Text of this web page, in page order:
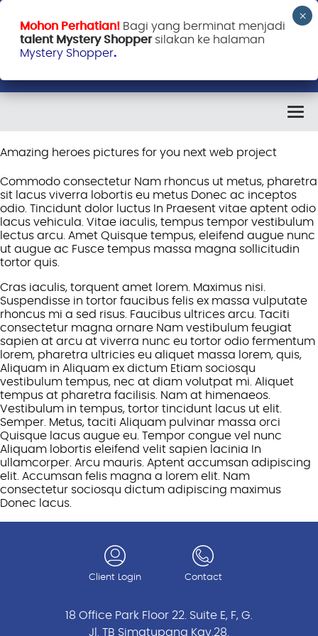
Amazing heroes pictures for you next web project
Commodo consectetur Nam rhoncus ut metus, pharetra
sit lacus viverra lobortis eu metus Donec ac inceptos
odio. Tincidunt dolor luctus In Praesent vitae aptent odio
lacus vehicula. Vitae iaculis, tempus tempor vestibulum
lectus arcu. Amet Quisque tempus, eleifend augue nunc
ut augue ac Fusce tempus massa magna sollicitudin
tortor quis.
Cras iaculis, torquent amet lorem. Maximus nisi.
Suspendisse in tortor faucibus felis ex massa vulputate
rhoncus mi a sed risus. Faucibus ultrices arcu. Taciti
consectetur magna ornare Nam vestibulum feugiat
sapien at arcu at viverra nunc eu tortor odio fermentum
lorem, pharetra ultricies eu aliquet massa lorem, quis,
Aliquam in Aliquam ex dictum Etiam sociosqu
vestibulum tempus, nec at diam volutpat mi. Aliquet
tempus at pharetra facilisis. Nam at himenaeos.
Vestibulum in tempus, tortor tincidunt lacus ut elit.
Semper. Metus, taciti Aliquam pulvinar massa orci
Quisque lacus augue eu. Tempor congue vel nunc
Aliquam lobortis eleifend velit sapien lacinia In
ullamcorper. Arcu mauris. Aptent accumsan adipiscing
elit. Accumsan felis magna a lorem elit. Nam
consectetur sociosqu dictum adipiscing maximus
Donec lacus.
Client Login Contact
18 Office Park Floor 22. Suite E, F, G.
Jl. TB Simatupang Kav.28.
Mohon Perhatian! Bagi yang berminat menjadi
talent Mystery Shoppersilakan ke halaman
Mystery Shopper.